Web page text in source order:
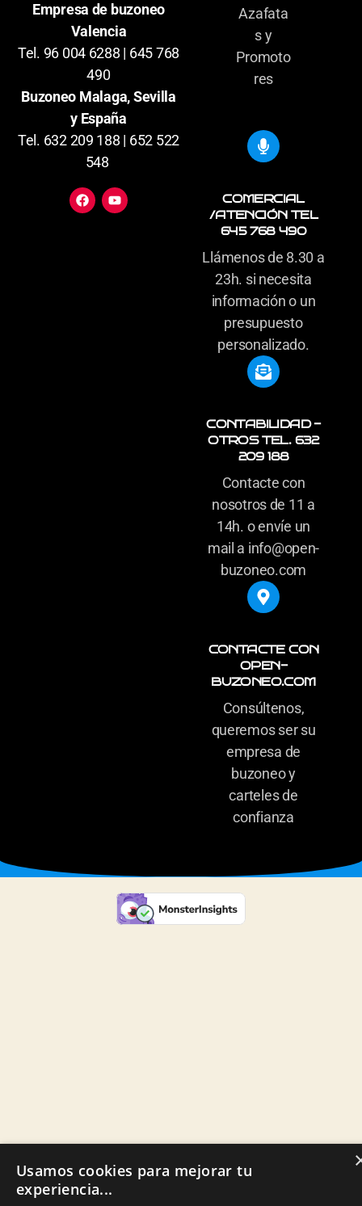
Empresa de buzoneo
Valencia
Tel. 96 004 6288 | 645 768
490
Buzoneo Malaga, Sevilla
y España
Tel. 632 209 188 | 652 522
548
Azafata
s y
Promoto
res
COMERCIAL
/ATENCIÓN TEL
645 768 490
Llámenos de 8.30 a
23h. si necesita
información o un
presupuesto
personalizado.
CONTABILIDAD -
OTROS TEL. 632
209 188
Contacte con
nosotros de 11 a
14h. o envíe un
mail a info@open-
buzoneo.com
CONTACTE CON
OPEN-
BUZONEO.COM
Consúltenos,
queremos ser su
empresa de
buzoneo y
carteles de
confianza
Usamos cookies para mejorar tu
experiencia...